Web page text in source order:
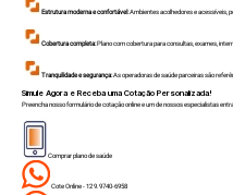
Estrutura moderna e confortável:Ambientes acolhedores e acessíveis,
Cobertura completa:Plano com cobertura para consultas, exames,
Tranquilidade e segurança:As operadoras de saúde parceiras são
Simule Agora e Receba uma Cotação Personalizada!
Preencha nosso formulário de cotação online e um de nossos especialistas
Comprar plano de saúde
Cote Online - 12 9.9740-6958